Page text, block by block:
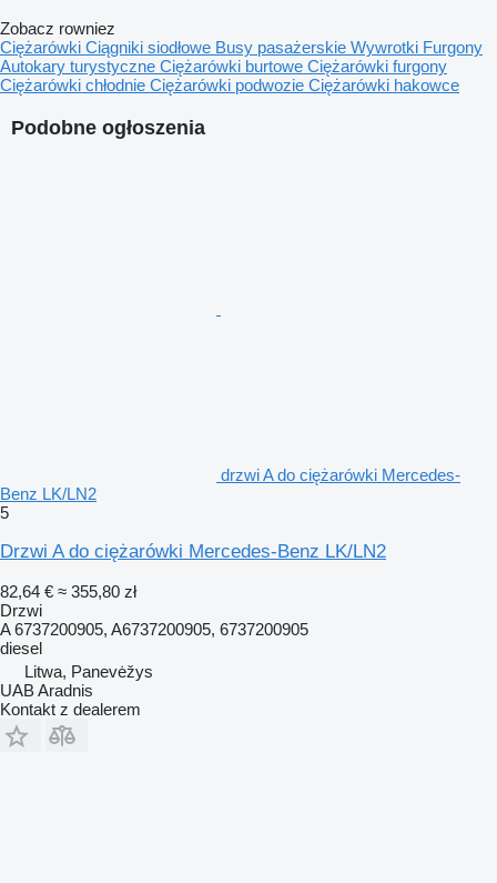
Podobne ogłoszenia
drzwi A do ciężarówki Mercedes-
Benz LK/LN2
5
Drzwi A do ciężarówki Mercedes-Benz LK/LN2
82,64 € ≈ 355,80 zł
Drzwi
A 6737200905, A6737200905, 6737200905
diesel
Litwa, Panevėžys
UAB Aradnis
Kontakt z dealerem
Zobacz rowniez
Ciężarówki Ciągniki siodłowe Busy pasażerskie Wywrotki Furgony
Autokary turystyczne Ciężarówki burtowe Ciężarówki furgony
Ciężarówki chłodnie Ciężarówki podwozie Ciężarówki hakowce